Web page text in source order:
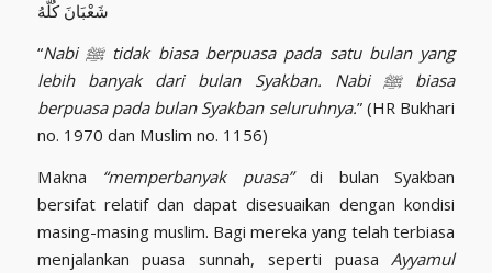
شَعْبَانَ كُلَّهُ
“Nabi ﷺtidak biasa berpuasa pada satu bulan yang
lebih banyak dari bulan Syakban. Nabi ﷺbiasa
berpuasa pada bulan Syakban seluruhnya.” (HR Bukhari
no. 1970 dan Muslim no. 1156)
Makna “memperbanyak puasa”di bulan Syakban
bersifat relatif dan dapat disesuaikan dengan kondisi
masing-masing muslim. Bagi mereka yang telah terbiasa
menjalankan puasa sunnah, seperti puasa Ayyamul